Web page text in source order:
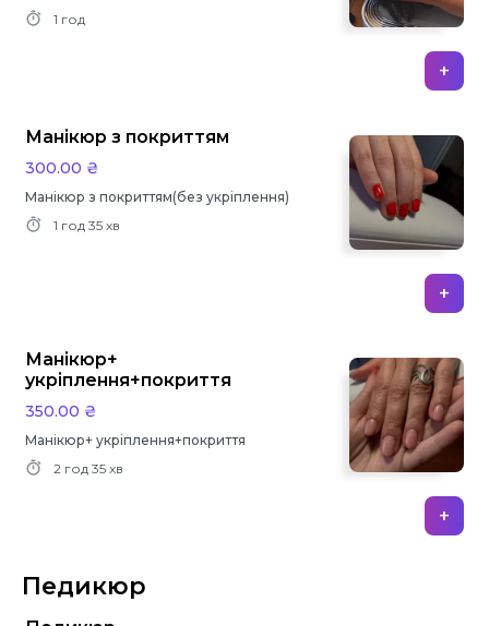
1 год
+
Манікюр з покриттям
300.00 ₴
Манікюр з покриттям(без укріплення)
1 год 35 хв
+
Манікюр+
укріплення+покриття
350.00 ₴
Манікюр+ укріплення+покриття
2 год 35 хв
+
Педикюр